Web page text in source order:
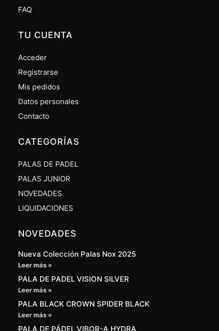
FAQ
TU CUENTA
Acceder
Registrarse
Mis pedidos
Datos personales
Contacto
CATEGORÍAS
PALAS DE PADEL
PALAS JUNIOR
NOVEDADES
LIQUIDACIONES
NOVEDADES
Nueva Colección Palas Nox 2025
Leer más »
PALA DE PADEL VISION SILVER
Leer más »
PALA BLACK CROWN SPIDER BLACK
Leer más »
PALA DE PÁDEL VIBOR-A HYDRA